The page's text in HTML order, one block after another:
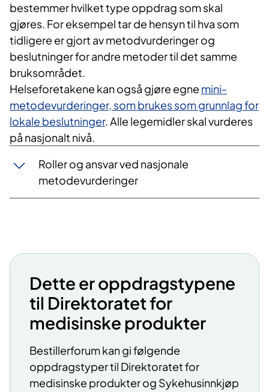
bestemmer hvilket type oppdrag som skal
gjøres. For eksempel tar de hensyn til hva som
tidligere er gjort av metodvurderinger og
beslutninger for andre metoder til det samme
bruksområdet.
Helseforetakene kan også gjøre egne mini-
metodevurderinger, som brukes som grunnlag for
lokale beslutninger. Alle legemidler skal vurderes
på nasjonalt nivå.
Roller og ansvar ved nasjonale
metodevurderinger
Dette er oppdragstypene
til Direktoratet for
medisinske produkter
Bestillerforum kan gi følgende
oppdragstyper til Direktoratet for
medisinske produkter og Sykehusinnkjøp